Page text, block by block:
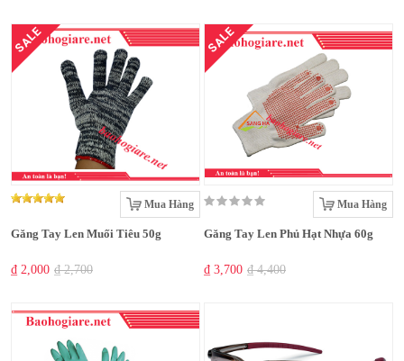
SALE
Mua Hàng
Găng Tay Len Muối Tiêu 50g
₫ 2,000 ₫ 2,700
SALE
Mua Hàng
Găng Tay Len Phủ Hạt Nhựa 60g
₫ 3,700 ₫ 4,400